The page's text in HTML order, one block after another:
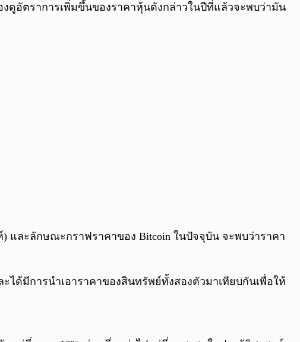
ดูอัตราการเพิ่มขึ้นของราคาหุ้นดังกล่าวในปีที่แล้วจะพบว่ามัน
) และลักษณะกราฟราคาของ Bitcoin ในปัจจุบัน จะพบว่าราคา
ได้มีการนำเอาราคาของสินทรัพย์ทั้งสองตัวมาเทียบกันเพื่อให้